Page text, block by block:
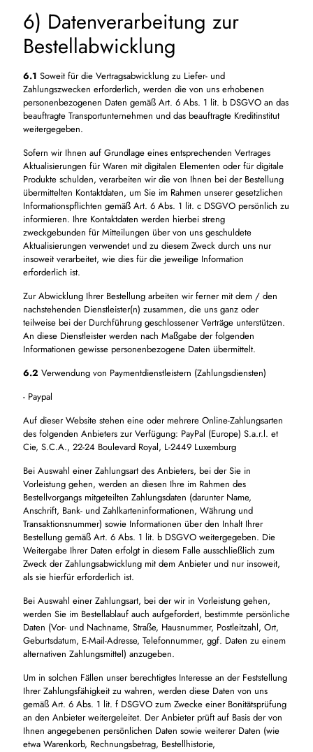
6) Datenverarbeitung zur
Bestellabwicklung
6.1 Soweit für die Vertragsabwicklung zu Liefer- und
Zahlungszwecken erforderlich, werden die von uns erhobenen
personenbezogenen Daten gemäß Art. 6 Abs. 1 lit. b DSGVO an das
beauftragte Transportunternehmen und das beauftragte Kreditinstitut
weitergegeben.
Sofern wir Ihnen auf Grundlage eines entsprechenden Vertrages
Aktualisierungen für Waren mit digitalen Elementen oder für digitale
Produkte schulden, verarbeiten wir die von Ihnen bei der Bestellung
übermittelten Kontaktdaten, um Sie im Rahmen unserer gesetzlichen
Informationspflichten gemäß Art. 6 Abs. 1 lit. c DSGVO persönlich zu
informieren. Ihre Kontaktdaten werden hierbei streng
zweckgebunden für Mitteilungen über von uns geschuldete
Aktualisierungen verwendet und zu diesem Zweck durch uns nur
insoweit verarbeitet, wie dies für die jeweilige Information
erforderlich ist.
Zur Abwicklung Ihrer Bestellung arbeiten wir ferner mit dem / den
nachstehenden Dienstleister(n) zusammen, die uns ganz oder
teilweise bei der Durchführung geschlossener Verträge unterstützen.
An diese Dienstleister werden nach Maßgabe der folgenden
Informationen gewisse personenbezogene Daten übermittelt.
6.2 Verwendung von Paymentdienstleistern (Zahlungsdiensten)
- Paypal
Auf dieser Website stehen eine oder mehrere Online-Zahlungsarten
des folgenden Anbieters zur Verfügung: PayPal (Europe) S.a.r.l. et
Cie, S.C.A., 22-24 Boulevard Royal, L-2449 Luxemburg
Bei Auswahl einer Zahlungsart des Anbieters, bei der Sie in
Vorleistung gehen, werden an diesen Ihre im Rahmen des
Bestellvorgangs mitgeteilten Zahlungsdaten (darunter Name,
Anschrift, Bank- und Zahlkarteninformationen, Währung und
Transaktionsnummer) sowie Informationen über den Inhalt Ihrer
Bestellung gemäß Art. 6 Abs. 1 lit. b DSGVO weitergegeben. Die
Weitergabe Ihrer Daten erfolgt in diesem Falle ausschließlich zum
Zweck der Zahlungsabwicklung mit dem Anbieter und nur insoweit,
als sie hierfür erforderlich ist.
Bei Auswahl einer Zahlungsart, bei der wir in Vorleistung gehen,
werden Sie im Bestellablauf auch aufgefordert, bestimmte persönliche
Daten (Vor- und Nachname, Straße, Hausnummer, Postleitzahl, Ort,
Geburtsdatum, E-Mail-Adresse, Telefonnummer, ggf. Daten zu einem
alternativen Zahlungsmittel) anzugeben.
Um in solchen Fällen unser berechtigtes Interesse an der Feststellung
Ihrer Zahlungsfähigkeit zu wahren, werden diese Daten von uns
gemäß Art. 6 Abs. 1 lit. f DSGVO zum Zwecke einer Bonitätsprüfung
an den Anbieter weitergeleitet. Der Anbieter prüft auf Basis der von
Ihnen angegebenen persönlichen Daten sowie weiterer Daten (wie
etwa Warenkorb, Rechnungsbetrag, Bestellhistorie,